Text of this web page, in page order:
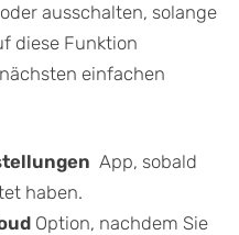
ausschalten, solange
diese Funktion
einfachen
App, sobald
haben.
Option, nachdem Sie